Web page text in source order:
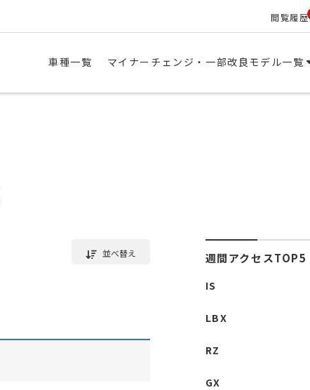
閲覧履歴
車種一覧 マイナーチェンジ・一部改良モデル一覧
並べ替え 週間アクセスTOP5
IS
LBX
RZ
GX